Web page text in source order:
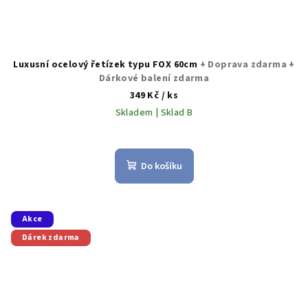
Luxusní ocelový řetízek typu FOX 60cm + Doprava zdarma +
Dárkové balení zdarma
349 Kč / ks
Skladem | Sklad B
hodnocení
produktu
Do košíku
Akce
Dárek zdarma